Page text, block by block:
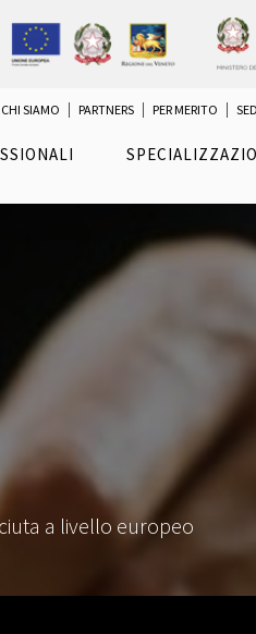
CHI SIAMO PARTNERS PER MERITO
a livello europeo